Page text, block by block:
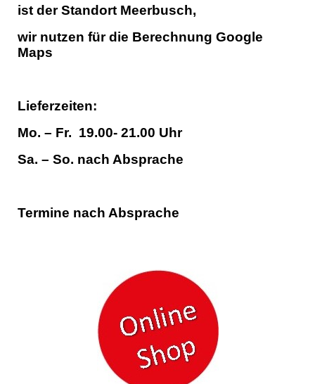
ist der Standort Meerbusch,
wir nutzen für die Berechnung Google
Maps
Lieferzeiten:
Mo. – Fr. 19.00- 21.00 Uhr
Sa. – So. nach Absprache
Termine nach Absprache